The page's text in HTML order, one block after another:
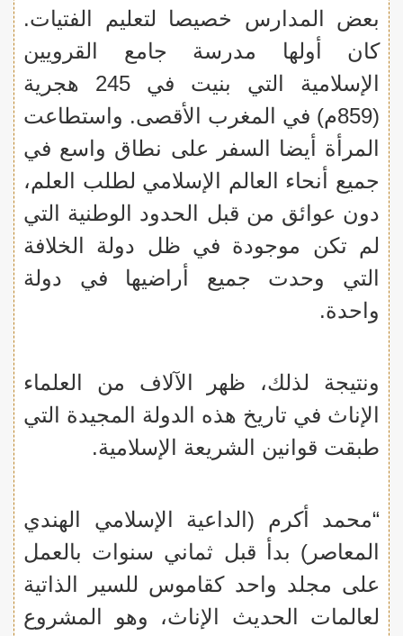
بعض المدارس خصيصا لتعليم الفتيات.
كان أولها مدرسة جامع القرويين
الإسلامية التي بنيت في 245 هجرية
(859م) في المغرب الأقصى. واستطاعت
المرأة أيضا السفر على نطاق واسع في
جميع أنحاء العالم الإسلامي لطلب العلم،
دون عوائق من قبل الحدود الوطنية التي
لم تكن موجودة في ظل دولة الخلافة
التي وحدت جميع أراضيها في دولة
واحدة.
ونتيجة لذلك، ظهر الآلاف من العلماء
الإناث في تاريخ هذه الدولة المجيدة التي
طبقت قوانين الشريعة الإسلامية.
“محمد أكرم (الداعية الإسلامي الهندي
المعاصر) بدأ قبل ثماني سنوات بالعمل
على مجلد واحد كقاموس للسير الذاتية
لعالمات الحديث الإناث، وهو المشروع